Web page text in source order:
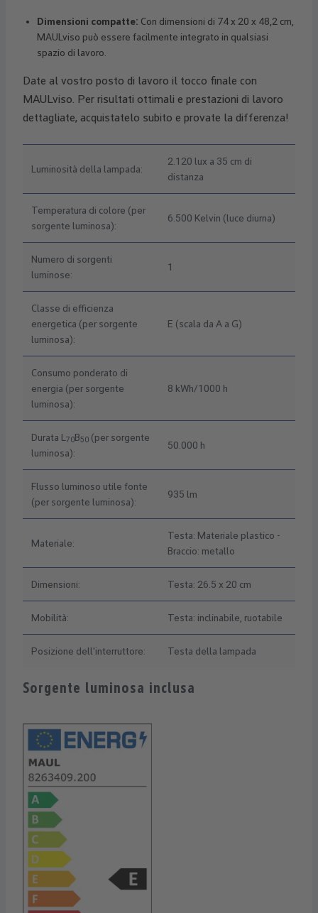
Dimensioni compatte: Con dimensioni di 74 x 20 x 48,2 cm,
MAULviso può essere facilmente integrato in qualsiasi
spazio di lavoro.
Date al vostro posto di lavoro il tocco finale con
MAULviso. Per risultati ottimali e prestazioni di lavoro
dettagliate, acquistatelo subito e provate la differenza!
Luminosità della lampada:
2.120 lux a 35 cm di
distanza
Temperatura di colore (per
sorgente luminosa):
6.500 Kelvin (luce diurna)
Numero di sorgenti
luminose:
1
Classe di efficienza
energetica (per sorgente
luminosa):
E (scala da A a G)
Consumo ponderato di
energia (per sorgente
luminosa):
8 kWh/1000 h
Durata L 70B50 (per sorgente
luminosa):
50.000 h
Flusso luminoso utile fonte
(per sorgente luminosa):
935 lm
Materiale:
Testa: Materiale plastico -
Braccio: metallo
Dimensioni: Testa: 26.5 x 20 cm
Mobilità: Testa: inclinabile, ruotabile
Posizione dell'interruttore: Testa della lampada
Sorgente luminosa inclusa